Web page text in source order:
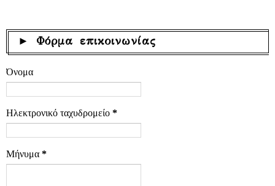
► Φόρμα επικοινωνίας
Όνομα
Ηλεκτρονικό ταχυδρομείο *
Μήνυμα *